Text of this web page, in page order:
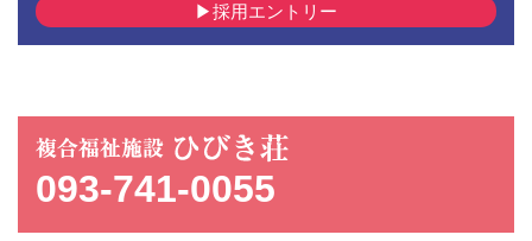
採用エントリー
093-741-0055